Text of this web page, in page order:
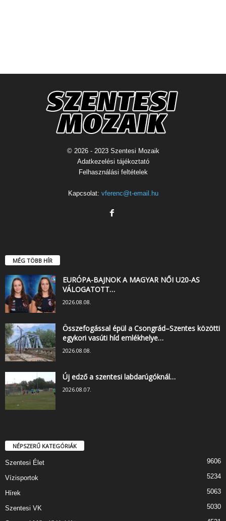
© 2026 - 2023 Szentesi Mozaik
Adatkezelési tájékoztató
Felhasználási feltételek
Kapcsolat: vferenc@t-email.hu
MÉG TÖBB HÍR
EURÓPA-BAJNOK A MAGYAR NŐI U20-AS
VÁLOGATOTT…
2026.08.08.
Összefogással épül a Csongrád–Szentes közötti
egykori vasúti híd emlékhelye…
2026.08.08.
Új edző a szentesi labdarúgóknál…
2026.08.07.
NÉPSZERŰ KATEGÓRIÁK
Szentesi Élet 9606
Vízisportok 5234
Hírek 5063
Szentesi VK 5030